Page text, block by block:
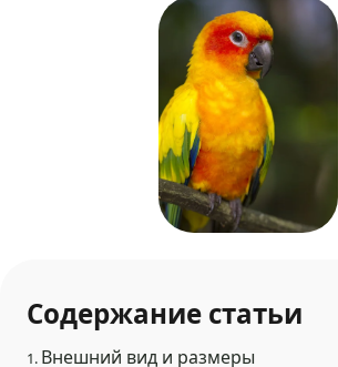
Содержание статьи
1. Внешний вид и размеры